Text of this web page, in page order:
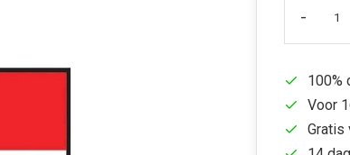
-
100%
Voor
Gratis